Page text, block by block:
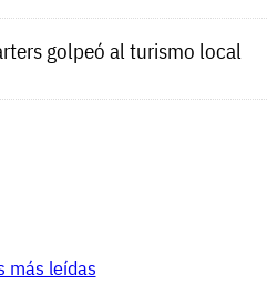
golpeó al turismo local
más leídas